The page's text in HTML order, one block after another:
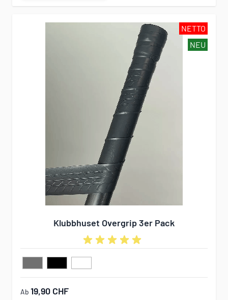
NETTO
NEU
Klubbhuset Overgrip 3er Pack
Ab 19,90 CHF